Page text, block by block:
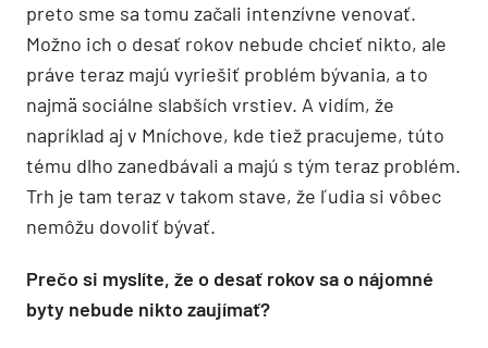
preto sme sa tomu začali intenzívne venovať.
Možno ich o desať rokov nebude chcieť nikto, ale
práve teraz majú vyriešiť problém bývania, a to
najmä sociálne slabších vrstiev. A vidím, že
napríklad aj v Mníchove, kde tiež pracujeme, túto
tému dlho zanedbávali a majú s tým teraz problém.
Trh je tam teraz v takom stave, že ľudia si vôbec
nemôžu dovoliť bývať.
Prečo si myslíte, že o desať rokov sa o nájomné
byty nebude nikto zaujímať?